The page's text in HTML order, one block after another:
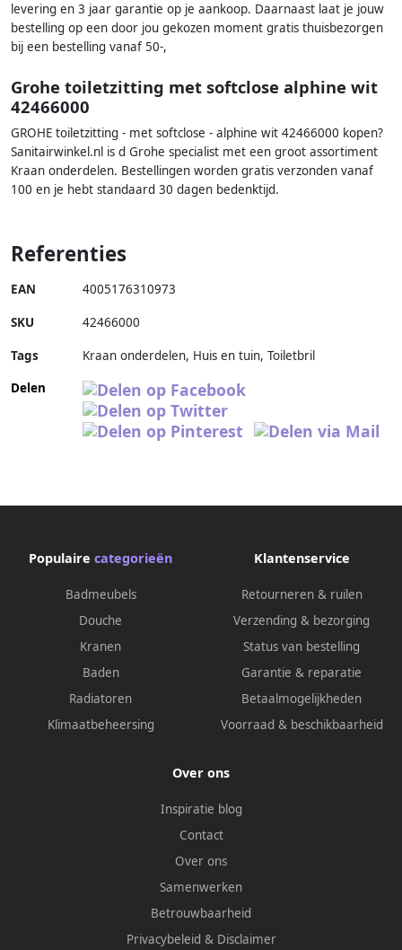
levering en 3 jaar garantie op je aankoop. Daarnaast laat je jouw
bestelling op een door jou gekozen moment gratis thuisbezorgen
bij een bestelling vanaf 50-,
Grohe toiletzitting met softclose alphine wit
42466000
GROHE toiletzitting - met softclose - alphine wit 42466000 kopen?
Sanitairwinkel.nl is d Grohe specialist met een groot assortiment
Kraan onderdelen. Bestellingen worden gratis verzonden vanaf
100 en je hebt standaard 30 dagen bedenktijd.
Referenties
EAN 4005176310973
SKU 42466000
Tags
Kraan onderdelen, Huis en tuin, Toiletbril
Delen
Populaire categorieën
Badmeubels
Douche
Kranen
Baden
Radiatoren
Klimaatbeheersing
Klantenservice
Retourneren & ruilen
Verzending & bezorging
Status van bestelling
Garantie & reparatie
Betaalmogelijkheden
Voorraad & beschikbaarheid
Over ons
Inspiratie blog
Contact
Over ons
Samenwerken
Betrouwbaarheid
Privacybeleid & Disclaimer